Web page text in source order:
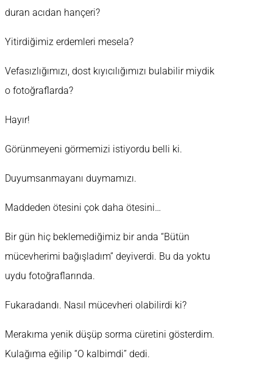
duran acıdan hançeri?
Yitirdiğimiz erdemleri mesela?
Vefasızlığımızı, dost kıyıcılığımızı bulabilir miydik
o fotoğraflarda?
Hayır!
Görünmeyeni görmemizi istiyordu belli ki.
Duyumsanmayanı duymamızı.
Maddeden ötesini çok daha ötesini…
Bir gün hiç beklemediğimiz bir anda “Bütün
mücevherimi bağışladım” deyiverdi. Bu da yoktu
uydu fotoğraflarında.
Fukaradandı. Nasıl mücevheri olabilirdi ki?
Merakıma yenik düşüp sorma cüretini gösterdim.
Kulağıma eğilip “O kalbimdi” dedi.